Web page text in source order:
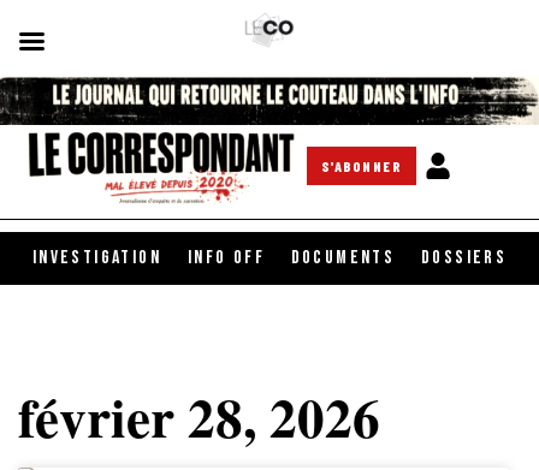
S'ABONNER
INVESTIGATION INFO OFF DOCUMENTS DOSSIERS
février 28, 2026